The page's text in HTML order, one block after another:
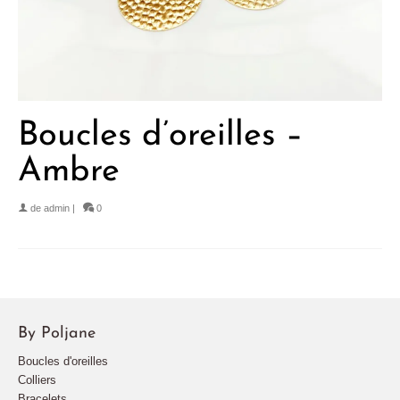
Boucles d’oreilles –
Ambre
de admin | 0
By Poljane
Boucles d'oreilles
Colliers